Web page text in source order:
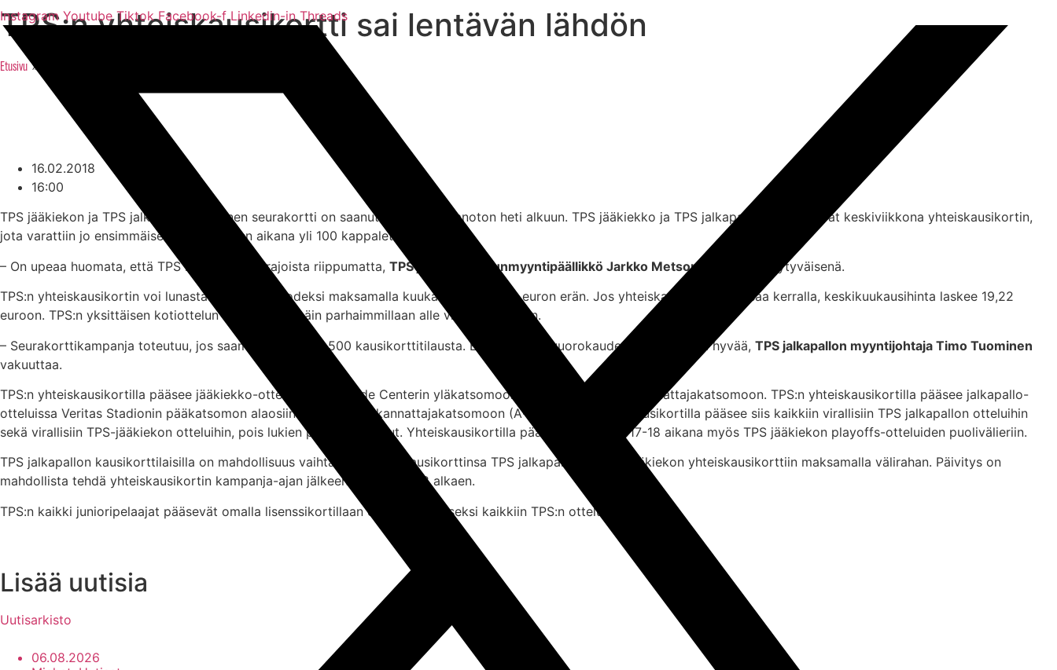
Mene
sisältöön
Instagram Youtube Tiktok Facebook-f Linkedin-in Threads
TPS:n yhteiskausikortti sai lentävän lähdön
Etusivu»
16.02.2018
16:00
TPS jääkiekon ja TPS jalkapallon yhteinen seurakortti on saanut hyvän vastaanoton heti alkuun. TPS jääkiekko ja TPS jalkapallo lanseerasivat keskiviikkona yhteiskausikortin,
jota varattiin jo ensimmäisen vuorokauden aikana yli 100 kappaletta.
– On upeaa huomata, että TPS kiinnostaa lajirajoista riippumatta, TPS jääkiekon lipunmyyntipäällikkö Jarkko Metsomäk
i toteaa tyytyväisenä.
TPS:n yhteiskausikortin voi lunastaa itselleen vuodeksi maksamalla kuukaudessa 22,00 euron erän. Jos yhteiskausikortin maksaa kerralla, keskikuukausihinta laskee 19,22
euroon. TPS:n yksittäisen kotiottelun hinta laskee näin parhaimmillaan alle viiden (5) euron.
– Seurakorttikampanja toteutuu, jos saamme yhteensä 500 kausikorttitilausta. Ensimmäisen vuorokauden myynti lupaa hyvää, TPS jalkapallon myyntijohtaja Timo Tuominen
vakuuttaa.
TPS:n yhteiskausikortilla pääsee jääkiekko-otteluissa Gatorade Centerin yläkatsomoon (E3, E4, E7) tai B4-kannattajakatsomoon. TPS:n yhteiskausikortilla pääsee jalkapallo-
otteluissa Veritas Stadionin pääkatsomon alaosiin (1-4 B-E) tai kannattajakatsomoon (A-katsomo). Yhteiskausikortilla pääsee siis kaikkiin virallisiin TPS jalkapallon otteluihin
sekä virallisiin TPS-jääkiekon otteluihin, pois lukien playoffs-ottelut. Yhteiskausikortilla pääsee kauden 2017-18 aikana myös TPS jääkiekon playoffs-otteluiden puolivälieriin.
TPS jalkapallon kausikorttilaisilla on mahdollisuus vaihtaa nykyinen kausikorttinsa TPS jalkapallon ja TPS jääkiekon yhteiskausikorttiin maksamalla välirahan. Päivitys on
mahdollista tehdä yhteiskausikortin kampanja-ajan jälkeen, eli 12.3.2018 alkaen.
TPS:n kaikki junioripelaajat pääsevät omalla lisenssikortillaan edelleen ilmaiseksi kaikkiin TPS:n ottelutapahtumiin.
Lisää uutisia
Uutisarkisto
06.08.2026